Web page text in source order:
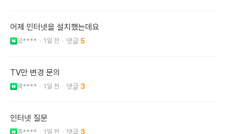
어제 인터넷을 설치했는데요
코**** 1일 전 5
TV만 변경 문의
뭐**** 1일 전 3
인터넷 질문
종**** 1일 전 3